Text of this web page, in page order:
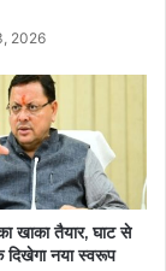
2026
खाका तैयार, घाट से
दिखेगा नया स्वरूप